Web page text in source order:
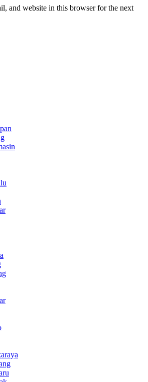
and website in this browser for the next